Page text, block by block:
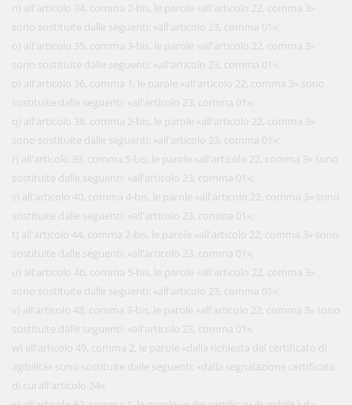
n) all'articolo 34, comma 2-bis, le parole «all'articolo 22, comma 3»
sono sostituite dalle seguenti: «all'articolo 23, comma 01»;
o) all'articolo 35, comma 3-bis, le parole «all'articolo 22, comma 3»
sono sostituite dalle seguenti: «all'articolo 23, comma 01»;
p) all'articolo 36, comma 1, le parole «all'articolo 22, comma 3» sono
sostituite dalle seguenti: «all'articolo 23, comma 01»;
q) all'articolo 38, comma 2-bis, le parole «all'articolo 22, comma 3»
sono sostituite dalle seguenti: «all'articolo 23, comma 01»;
r) all'articolo 39, comma 5-bis, le parole «all'articolo 22, comma 3» sono
sostituite dalle seguenti: «all'articolo 23, comma 01»;
s) all'articolo 40, comma 4-bis, le parole «all'articolo 22, comma 3» sono
sostituite dalle seguenti: «all'articolo 23, comma 01»;
t) all'articolo 44, comma 2-bis, le parole «all'articolo 22, comma 3» sono
sostituite dalle seguenti: «all'articolo 23, comma 01»;
u) all'articolo 46, comma 5-bis, le parole «all'articolo 22, comma 3»
sono sostituite dalle seguenti: «all'articolo 23, comma 01»;
v) all'articolo 48, comma 3-bis, le parole «all'articolo 22, comma 3» sono
sostituite dalle seguenti: «all'articolo 23, comma 01»;
w) all'articolo 49, comma 2, le parole «dalla richiesta del certificato di
agibilità» sono sostituite dalle seguenti: «dalla segnalazione certificata
di cui all'articolo 24»;